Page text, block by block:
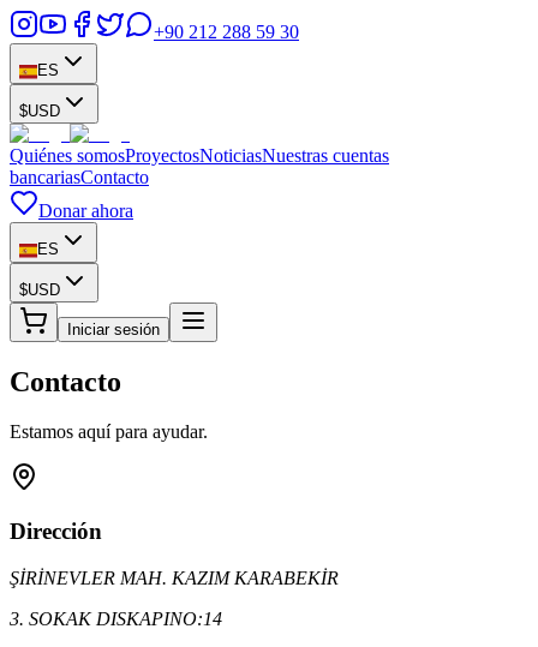
+90 212 288 59 30
ES
$USD
Quiénes somosProyectosNoticiasNuestras cuentas
bancariasContacto
Donar ahora
ES
$USD
Iniciar sesión
Contacto
Estamos aquí para ayudar.
Dirección
ŞİRİNEVLER MAH. KAZIM KARABEKİR
3. SOKAK DISKAPINO:14